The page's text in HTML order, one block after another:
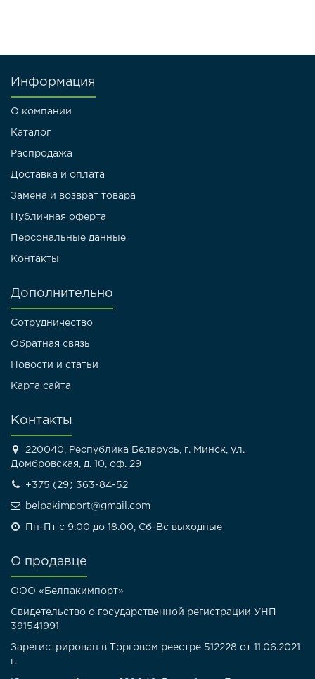
Информация
О компании
Каталог
Распродажа
Доставка и оплата
Замена и возврат товара
Публичная оферта
Персональные данные
Контакты
Дополнительно
Сотрудничество
Обратная связь
Новости и статьи
Карта сайта
Контакты
220040, Республика Беларусь, г. Минск, ул.
Домбровская, д. 10, оф. 29
+375 (29) 363-84-52
belpakimport@gmail.com
Пн-Пт с 9.00 до 18.00, Сб-Вс выходные
О продавце
ООО «Белпакимпорт»
Свидетельство о государственной регистрации УНП
391541991
Зарегистрирован в Торговом реестре 512228 от 11.06.2021
г.